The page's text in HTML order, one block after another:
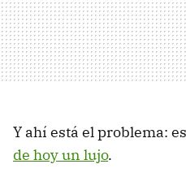
Y ahí está el problema:
de hoy un lujo.